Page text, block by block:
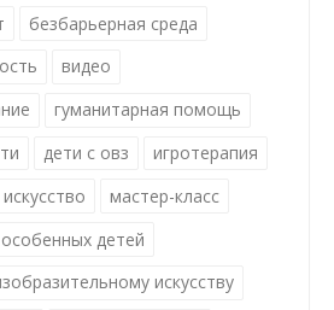
безбарьерная среда
видео
гуманитарная помощь
дети с овз
игротерапия
мастер-класс
детей
искусству